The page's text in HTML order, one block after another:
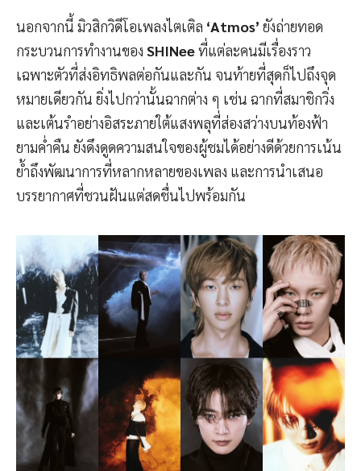
นอกจากนี้ มิวสิกวิดีโอเพลงไตเติล ‘Atmos’ ยังถ่ายทอด
กระบวนการทำงานของ SHINeeที่แต่ละคนมีเรื่องราว
เฉพาะตัวที่ส่งอิทธิพลต่อกันและกัน จนท้ายที่สุดก็ไปถึงจุด
หมายเดียวกัน ยิ่งไปกว่านั้นฉากต่าง ๆ เช่น ฉากที่สมาชิกวิ่ง
และเต้นรำอย่างอิสระภายใต้แสงพลุที่ส่องสว่างบนท้องฟ้า
ยามค่ำคืน ยังดึงดูดความสนใจของผู้ชมได้อย่างดีด้วยการเน้น
ย้ำถึงพัฒนาการที่หลากหลายของเพลง และการนำเสนอ
บรรยากาศที่ชวนฝันแต่สดชื่นไปพร้อมกัน